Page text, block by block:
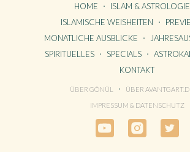
HOME
ISLAM & ASTROLOGIE
ISLAMISCHE WEISHEITEN
MONATLICHE AUSBLICKE
SPIRITUELLES
SPECIALS
KONTAKT
ÜBER GÖNÜL
ÜBER
IMPRESSUM & DATENSCHUTZ